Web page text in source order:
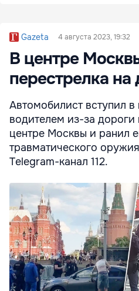
Gazeta 4 августа 2023, 19:32
В центре
перестрелка на
Автомобилист вступил
водителем из-за
центре Москвы и ранил
травматического
Telegram-канал 112.